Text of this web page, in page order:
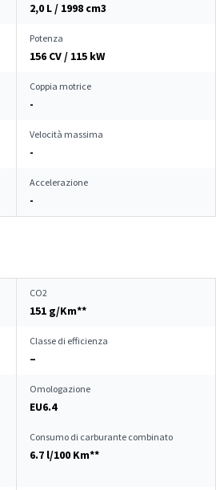
2,0 L / 1998 cm3
Potenza
156 CV / 115 kW
Coppia motrice
-
Velocità massima
-
Accelerazione
-
CO2
151 g/Km**
Classe di efficienza
–
Omologazione
EU6.4
Consumo di carburante combinato
6.7 l/100 Km**